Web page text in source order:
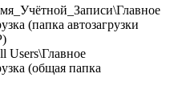
(папка автозагрузки
Users\Главное
(общая папка